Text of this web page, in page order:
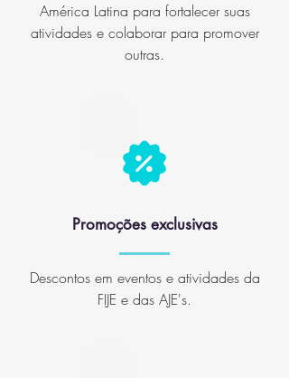
América Latina para fortalecer suas
atividades e colaborar para promover
outras.
Promoções exclusivas
Descontos em eventos e atividades da
FIJE e das AJE's.